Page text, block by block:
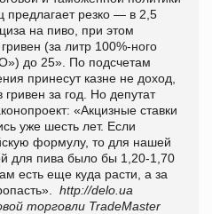
резко — в 2,5
на пиво, при этом
(за литр 100%-ного
до 25». По подсчетам
принесут казне не доход,
за год. Но депутат
«Акцизные ставки
уже шесть лет. Если
формулу, то для нашей
для пива было бы 1,20-1,70
есть еще куда расти, а за
http://delo.ua
торговли TradeMaster